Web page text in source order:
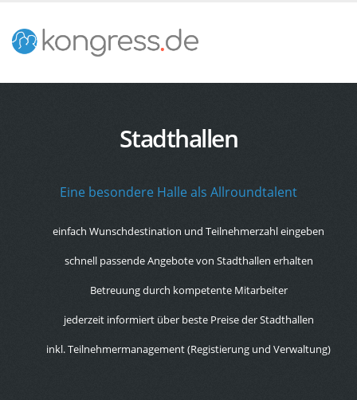
Stadthallen
Eine besondere Halle als Allroundtalent
einfach Wunschdestination und Teilnehmerzahl eingeben
schnell passende Angebote von Stadthallen erhalten
Betreuung durch kompetente Mitarbeiter
jederzeit informiert über beste Preise der Stadthallen
inkl. Teilnehmermanagement (Registierung und Verwaltung)